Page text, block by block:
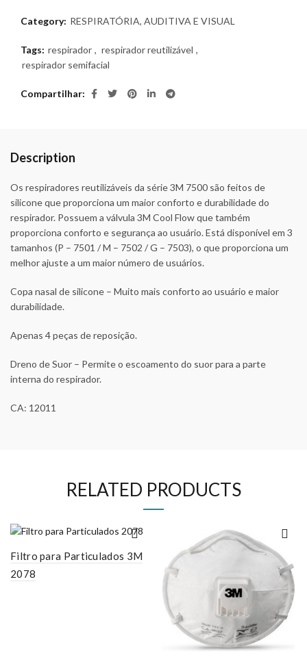
Category: RESPIRATÓRIA, AUDITIVA E VISUAL
Tags: respirador , respirador reutilizável ,
respirador semifacial
Compartilhar
Description
Os respiradores reutilizáveis da série 3M 7500 são feitos de
silicone que proporciona um maior conforto e durabilidade do
respirador. Possuem a válvula 3M Cool Flow que também
proporciona conforto e segurança ao usuário. Está disponível em 3
tamanhos (P – 7501 / M – 7502 / G – 7503), o que proporciona um
melhor ajuste a um maior número de usuários.
Copa nasal de silicone – Muito mais conforto ao usuário e maior
durabilidade.
Apenas 4 peças de reposição.
Dreno de Suor – Permite o escoamento do suor para a parte
interna do respirador.
CA: 12011
RELATED PRODUCTS
Filtro para Particulados 3M
2078